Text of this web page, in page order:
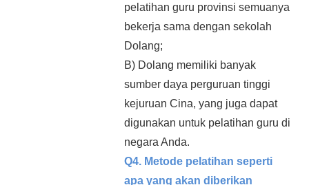
pelatihan guru provinsi semuanya
bekerja sama dengan sekolah
Dolang;
B) Dolang memiliki banyak
sumber daya perguruan tinggi
kejuruan Cina, yang juga dapat
digunakan untuk pelatihan guru di
negara Anda.
Q4. Metode pelatihan seperti
apa yang akan diberikan